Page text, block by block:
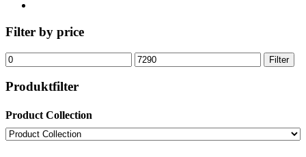
Filter by price
Min.
Preis
Max.
Preis
Filter
Produktfilter
Product Collection